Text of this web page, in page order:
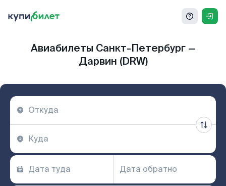
Авиабилеты Санкт-Петербург —
Дарвин (DRW)